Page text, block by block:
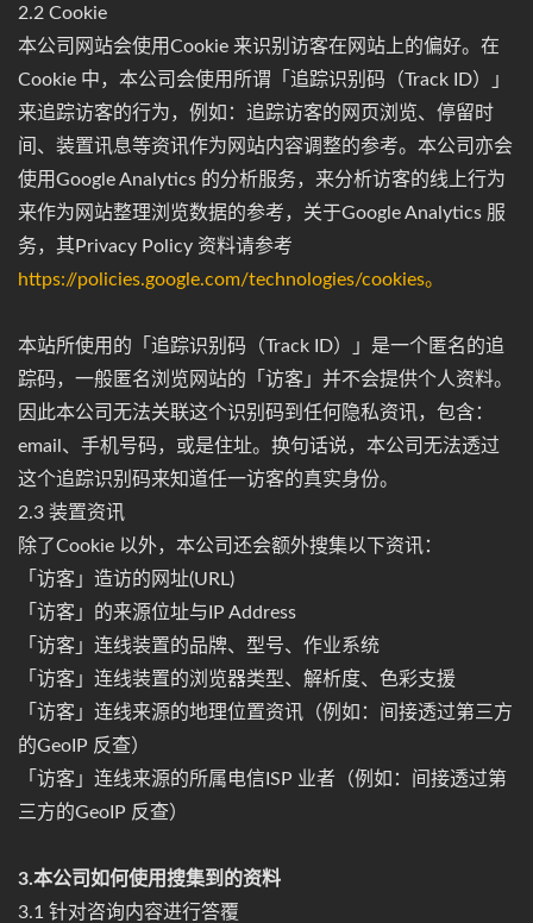
2.2 Cookie
本公司网站会使用Cookie 来识别访客在网站上的偏好。在
Cookie 中，本公司会使用所谓「追踪识别码（Track ID）」
来追踪访客的行为，例如：追踪访客的网页浏览、停留时
间、装置讯息等资讯作为网站内容调整的参考。本公司亦会
使用Google Analytics 的分析服务，来分析访客的线上行为
来作为网站整理浏览数据的参考，关于Google Analytics 服
务，其Privacy Policy 资料请参考
https://policies.google.com/technologies/cookies。
本站所使用的「追踪识别码（Track ID）」是一个匿名的追
踪码，一般匿名浏览网站的「访客」并不会提供个人资料。
因此本公司无法关联这个识别码到任何隐私资讯，包含：
email、手机号码，或是住址。换句话说，本公司无法透过
这个追踪识别码来知道任一访客的真实身份。
2.3 装置资讯
除了Cookie 以外，本公司还会额外搜集以下资讯：
「访客」造访的网址(URL)
「访客」的来源位址与IP Address
「访客」连线装置的品牌、型号、作业系统
「访客」连线装置的浏览器类型、解析度、色彩支援
「访客」连线来源的地理位置资讯（例如：间接透过第三方
的GeoIP 反查）
「访客」连线来源的所属电信ISP 业者（例如：间接透过第
三方的GeoIP 反查）
3.本公司如何使用搜集到的资料
3.1 针对咨询内容进行答覆